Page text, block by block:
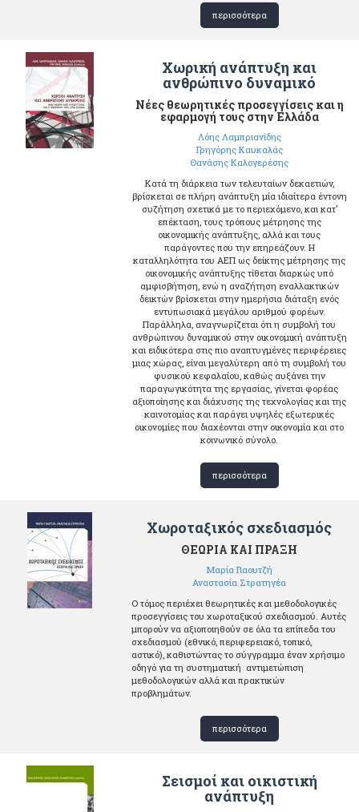
περισσότερα
Χωρική ανάπτυξη και
ανθρώπινο δυναμικό
Νέες θεωρητικές προσεγγίσεις και η
εφαρμογή τους στην Ελλάδα
Λόης Λαμπριανίδης
Γρηγόρης Καυκαλάς
Θανάσης Καλογερέσης
Κατά τη διάρκεια των τελευταίων δεκαετιών,
βρίσκεται σε πλήρη ανάπτυξη μία ιδιαίτερα έντονη
συζήτηση σχετικά με το περιεχόμενο, και κατ’
επέκταση, τους τρόπους μέτρησης της
οικονομικής ανάπτυξης, αλλά και τους
παράγοντες που την επηρεάζουν. Η
καταλληλότητα του ΑΕΠ ως δείκτης μέτρησης της
οικονομικής ανάπτυξης τίθεται διαρκώς υπό
αμφισβήτηση, ενώ η αναζήτηση εναλλακτικών
δεικτών βρίσκεται στην ημερήσια διάταξη ενός
εντυπωσιακά μεγάλου αριθμού φορέων.
Παράλληλα, αναγνωρίζεται ότι η συμβολή του
ανθρώπινου δυναμικού στην οικονομική ανάπτυξη
και ειδικότερα στις πιο αναπτυγμένες περιφέρειες
μιας χώρας, είναι μεγαλύτερη από τη συμβολή του
φυσικού κεφαλαίου, καθώς αυξάνει την
παραγωγικότητα της εργασίας, γίνεται φορέας
αξιοποίησης και διάχυσης της τεχνολογίας και της
καινοτομίας και παράγει υψηλές εξωτερικές
οικονομίες που διαχέονται στην οικονομία και στο
κοινωνικό σύνολο.
περισσότερα
Χωροταξικός σχεδιασμός
ΘΕΩΡΙΑ ΚΑΙ ΠΡΑΞΗ
Μαρία Γιαουτζή
Αναστασία Στρατηγέα
Ο τόμος περιέχει θεωρητικές και μεθοδολογικές
προσεγγίσεις του χωροταξικού σχεδιασμού. Αυτές
μπορούν να αξιοποιηθούν σε όλα τα επίπεδα του
σχεδιασμού (εθνικό, περιφερειακό, τοπικό,
αστικό), καθιστώντας το σύγγραμμα έναν χρήσιμο
οδηγό για τη συστηματική αντιμετώπιση
μεθοδολογικών αλλά και πρακτικών
προβλημάτων.
περισσότερα
Σεισμοί και οικιστική
ανάπτυξη